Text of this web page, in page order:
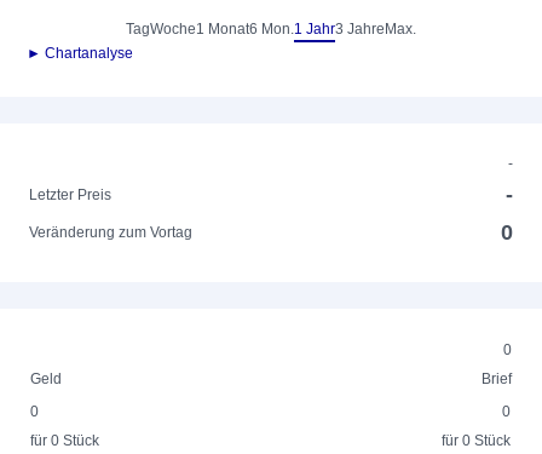
TagWoche1 Monat6 Mon.1 Jahr3 Jahre Max.
► Chartanalyse
-
Letzter Preis
-
Veränderung zum Vortag 0
0
Geld
Brief
0
für 0 Stück
0
für 0 Stück